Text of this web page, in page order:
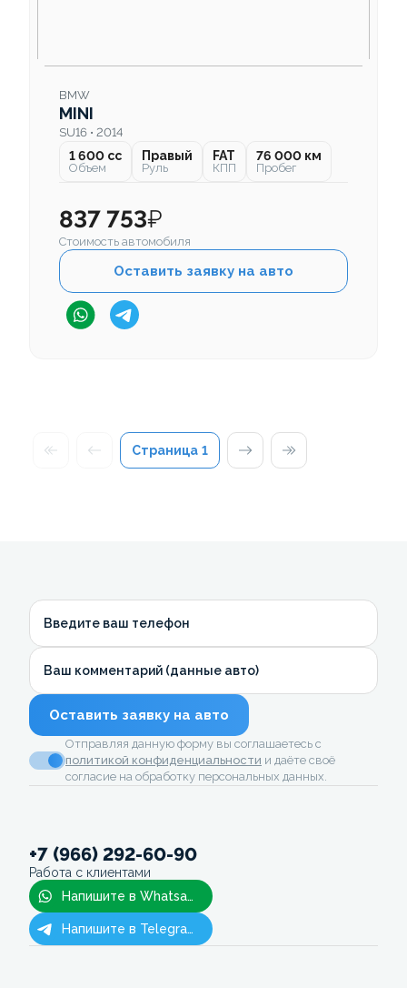
BMW
MINI
SU16 • 2014
1 600 cc
Объем
Правый
Руль
FAT
КПП
76 000 км
Пробег
837 753₽
Стоимость автомобиля
Оставить заявку на авто
Страница 1
Введите ваш телефон
Ваш комментарий (данные авто)
Оставить заявку на авто
Отправляя данную форму вы соглашаетесь с
политикой конфиденциальности и даёте своё
согласие на обработку персональных данных.
+7 (966) 292-60-90
Работа с клиентами
Напишите в Whatsapp
Напишите в Telegram